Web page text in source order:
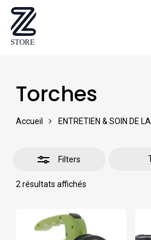
Skip
main
Torches
Accueil ENTRETIEN & SOIN DE
Filters
2 résultats affichés